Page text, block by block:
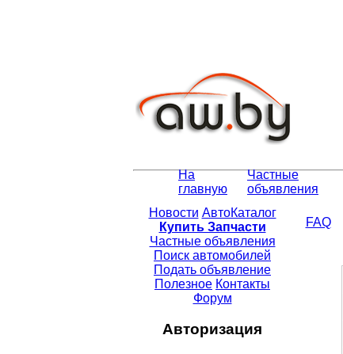
На
главную
Частные
объявления
Новости АвтоКаталог
Купить Запчасти
Частные объявления
Поиск автомобилей
Подать объявление
Полезное Контакты
Форум
Авторизация
FAQ